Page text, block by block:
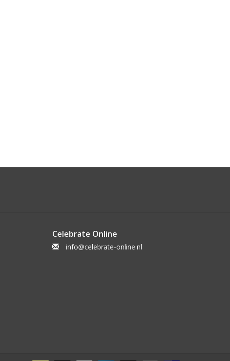
Celebrate Online
info@celebrate-online.nl